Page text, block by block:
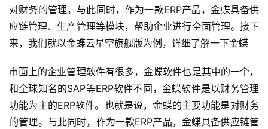
对财务的管理。与此同时，作为一款ERP产品，金蝶具备供
应链管理、生产管理等模块，帮助企业进行全面管理。接下
来，我们就以金蝶云星空旗舰版为例，详细了解一下金蝶
市面上的企业管理软件有很多，金蝶软件也是其中的一个，
和全球知名的SAP等ERP软件不同，金蝶软件是以财务管理
功能为主的ERP软件。也就是说，金蝶的主要功能是对财务
的管理。与此同时，作为一款ERP产品，金蝶具备供应链管